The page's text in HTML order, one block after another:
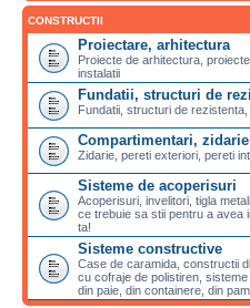
CONSTRUCTII
Proiectare, arhitectura
Proiecte de arhitectura,
instalatii
Fundatii, structuri de
Fundatii, structuri de
Compartimentari, zidarie
Zidarie, pereti exteriori, pereti
Sisteme de acoperisuri
Acoperisuri, invelitori, tigla
ce trebuie sa stii pentru a avea
ta!
Sisteme constructive
Case de caramida, constructii
cu cofraje de polistiren,
din paie, din containere, din